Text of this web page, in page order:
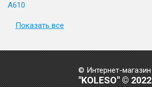
A610
Показать все
© Интернет-магазин
"KOLESO" © 2022